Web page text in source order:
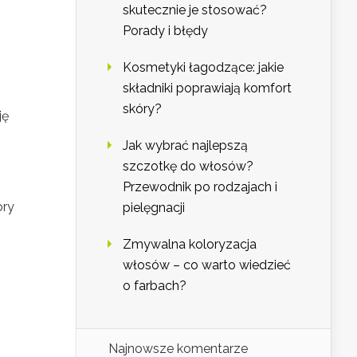
skutecznie je stosować?
Porady i błędy
Kosmetyki łagodzące: jakie
składniki poprawiają komfort
skóry?
Jak wybrać najlepszą
szczotkę do włosów?
Przewodnik po rodzajach i
pielęgnacji
Zmywalna koloryzacja
włosów – co warto wiedzieć
o farbach?
Najnowsze komentarze